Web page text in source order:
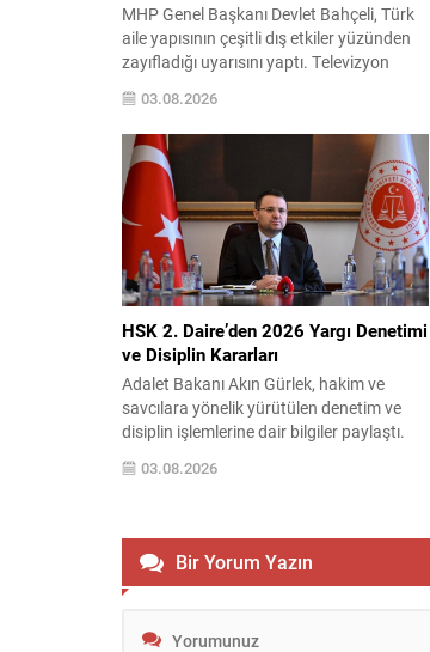
MHP Genel Başkanı Devlet Bahçeli, Türk
aile yapısının çeşitli dış etkiler yüzünden
zayıfladığı uyarısını yaptı. Televizyon
yayınları, sosyal medya ve LGBT gibi
akımların aile içi dengeleri
etkileyebileceğini belirterek, bu
gelişmelerin toplumsal hayat üzerinde
olumsuz sonuçlar doğurabileceğini ifade
etti. Bahçeli, ailenin bir milletin varlığını
sürdüren en temel kurumu olduğunu
vurguladı. Ailenin...
03.08.2026
HSK 2. Daire’den 2026 Yargı Denetimi
ve Disiplin Kararları
Adalet Bakanı Akın Gürlek, hakim ve
savcılara yönelik yürütülen denetim ve
disiplin işlemlerine dair bilgiler paylaştı.
Suç ve suç örgütleriyle mücadelede
kararlılığın sürdüğünü belirten Gürlek,
vurguladı. Gürlek, adaletin gereğini yerine
getirirken makam, unvan veya nüfuz
ayrımı yapılmadığını ifade etti; bu
03.08.2026
Bir Yorum Yazın